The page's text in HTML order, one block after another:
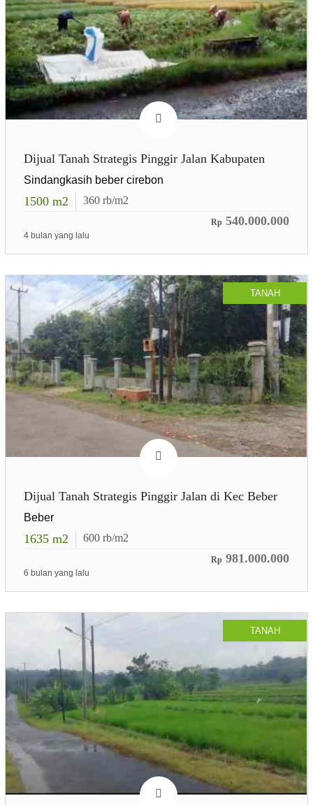
Dijual Tanah Strategis Pinggir Jalan Kabupaten
Sindangkasih beber cirebon
1500 m2 360 rb/m2
Rp 540.000.000
4 bulan yang lalu
TANAH
Dijual Tanah Strategis Pinggir Jalan di Kec Beber
Beber
1635 m2 600 rb/m2
Rp 981.000.000
6 bulan yang lalu
TANAH